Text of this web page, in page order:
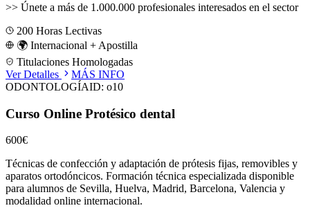
>> Únete a más de 1.000.000 profesionales interesados en el sector
200 Horas Lectivas
🌍 Internacional + Apostilla
Titulaciones Homologadas
Ver Detalles
MÁS INFO
ODONTOLOGÍAID: o10
Curso Online Protésico dental
600€
Técnicas de confección y adaptación de prótesis fijas, removibles y
aparatos ortodóncicos. Formación técnica especializada disponible
para alumnos de Sevilla, Huelva, Madrid, Barcelona, Valencia y
modalidad online internacional.